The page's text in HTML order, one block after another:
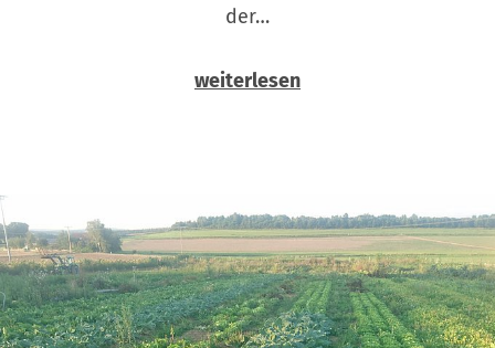
der…
weiterlesen